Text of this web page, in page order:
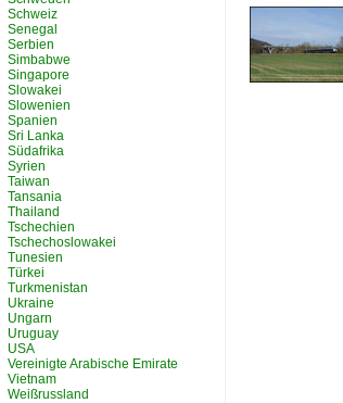
Schweiz
Senegal
Serbien
Simbabwe
Singapore
Slowakei
Slowenien
Spanien
Sri Lanka
Südafrika
Syrien
Taiwan
Tansania
Thailand
Tschechien
Tschechoslowakei
Tunesien
Türkei
Turkmenistan
Ukraine
Ungarn
Uruguay
USA
Vereinigte Arabische Emirate
Vietnam
Weißrussland